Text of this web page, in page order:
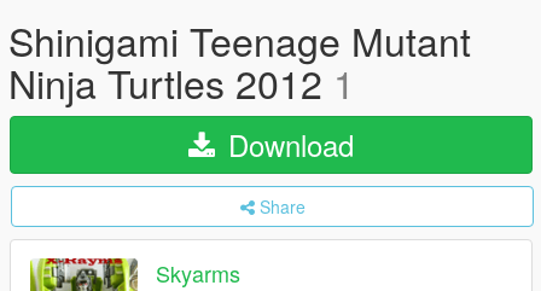
Shinigami Teenage Mutant
Ninja Turtles 2012 1
Download
Share
Skyarms